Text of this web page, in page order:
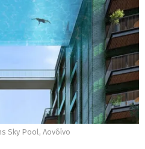
Sky Pool, Λονδίνο